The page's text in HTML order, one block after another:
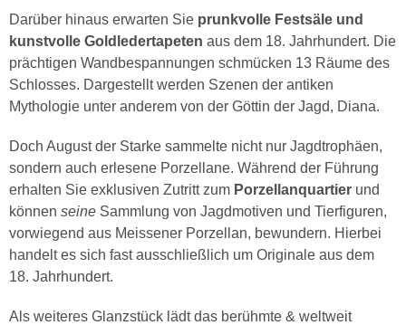
Darüber hinaus erwarten Sie prunkvolle Festsäle und
kunstvolle Goldledertapeten aus dem 18. Jahrhundert. Die
prächtigen Wandbespannungen schmücken 13 Räume des
Schlosses. Dargestellt werden Szenen der antiken
Mythologie unter anderem von der Göttin der Jagd, Diana.
Doch August der Starke sammelte nicht nur Jagdtrophäen,
sondern auch erlesene Porzellane. Während der Führung
erhalten Sie exklusiven Zutritt zum Porzellanquartier und
können seine Sammlung von Jagdmotiven und Tierfiguren,
vorwiegend aus Meissener Porzellan, bewundern. Hierbei
handelt es sich fast ausschließlich um Originale aus dem
18. Jahrhundert.
Als weiteres Glanzstück lädt das berühmte & weltweit